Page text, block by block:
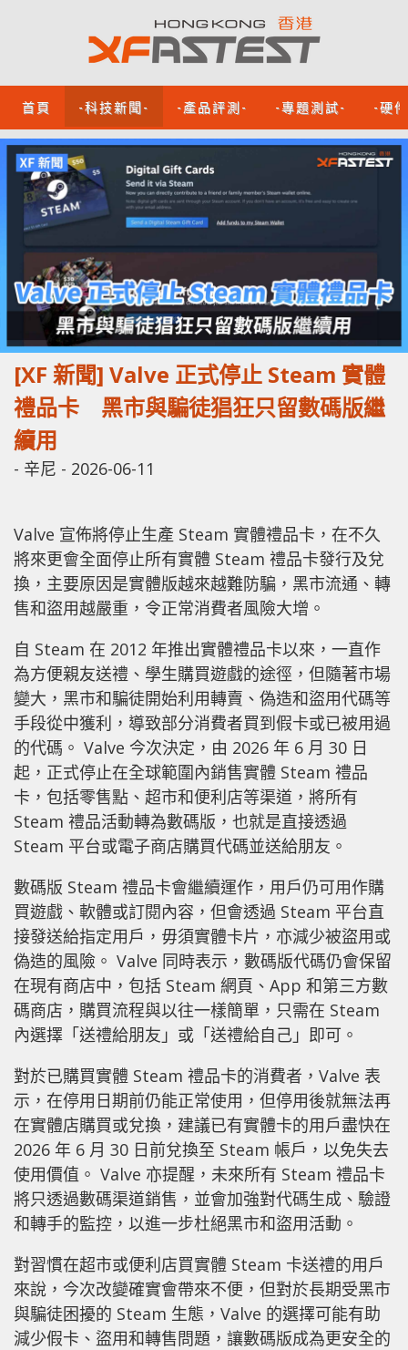
首頁 -科技新聞- -產品評測- -專題測試- -硬
[XF 新聞] Valve 正式停止 Steam 實體
禮品卡 黑市與騙徒猖狂只留數碼版繼
續用
- 辛尼 - 2026-06-11
Valve 宣佈將停止生產 Steam 實體禮品卡，在不久
將來更會全面停止所有實體 Steam 禮品卡發行及兌
換，主要原因是實體版越來越難防騙，黑市流通、轉
售和盜用越嚴重，令正常消費者風險大增。
自 Steam 在 2012 年推出實體禮品卡以來，一直作
為方便親友送禮、學生購買遊戲的途徑，但隨著市場
變大，黑市和騙徒開始利用轉賣、偽造和盜用代碼等
手段從中獲利，導致部分消費者買到假卡或已被用過
的代碼。 Valve 今次決定，由 2026 年 6 月 30 日
起，正式停止在全球範圍內銷售實體 Steam 禮品
卡，包括零售點、超市和便利店等渠道，將所有
Steam 禮品活動轉為數碼版，也就是直接透過
Steam 平台或電子商店購買代碼並送給朋友。
數碼版 Steam 禮品卡會繼續運作，用戶仍可用作購
買遊戲、軟體或訂閱內容，但會透過 Steam 平台直
接發送給指定用戶，毋須實體卡片，亦減少被盜用或
偽造的風險。 Valve 同時表示，數碼版代碼仍會保留
在現有商店中，包括 Steam 網頁、App 和第三方數
碼商店，購買流程與以往一樣簡單，只需在 Steam
內選擇「送禮給朋友」或「送禮給自己」即可。
對於已購買實體 Steam 禮品卡的消費者，Valve 表
示，在停用日期前仍能正常使用，但停用後就無法再
在實體店購買或兌換，建議已有實體卡的用戶盡快在
2026 年 6 月 30 日前兌換至 Steam 帳戶，以免失去
使用價值。 Valve 亦提醒，未來所有 Steam 禮品卡
將只透過數碼渠道銷售，並會加強對代碼生成、驗證
和轉手的監控，以進一步杜絕黑市和盜用活動。
對習慣在超市或便利店買實體 Steam 卡送禮的用戶
來說，今次改變確實會帶來不便，但對於長期受黑市
與騙徒困擾的 Steam 生態，Valve 的選擇可能有助
減少假卡、盜用和轉售問題，讓數碼版成為更安全的